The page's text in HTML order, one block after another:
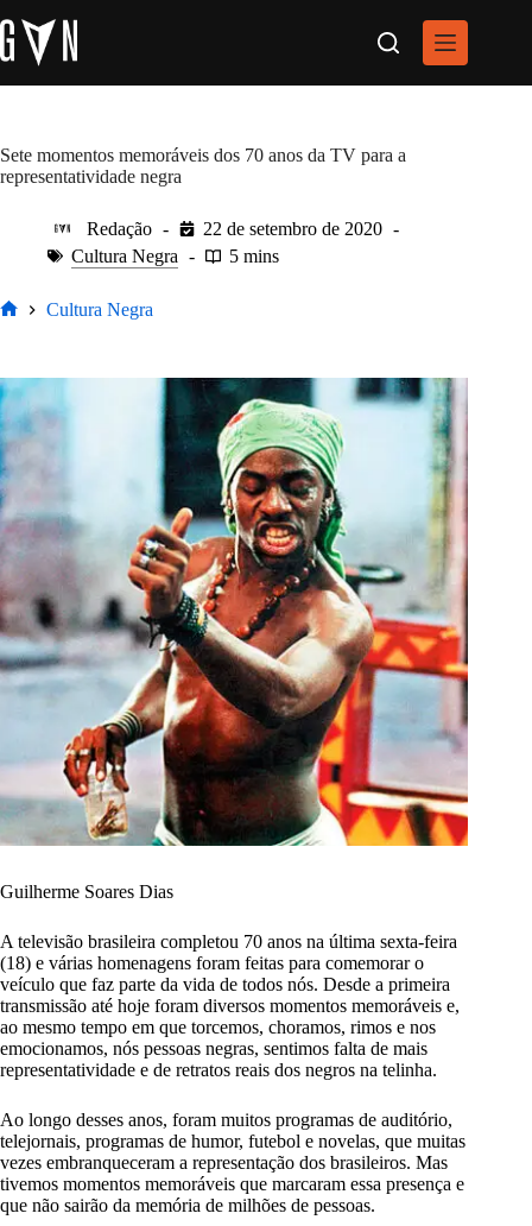
para
o
conteúdo
Sete momentos memoráveis dos 70 anos da TV para a
representatividade negra
Redação
22 de setembro de 2020
Cultura Negra
5 mins
Cultura Negra
Guilherme Soares Dias
A televisão brasileira completou 70 anos na última sexta-feira
(18) e várias homenagens foram feitas para comemorar o
veículo que faz parte da vida de todos nós. Desde a primeira
transmissão até hoje foram diversos momentos memoráveis e,
ao mesmo tempo em que torcemos, choramos, rimos e nos
emocionamos, nós pessoas negras, sentimos falta de mais
representatividade e de retratos reais dos negros na telinha.
Ao longo desses anos, foram muitos programas de auditório,
telejornais, programas de humor, futebol e novelas, que muitas
vezes embranqueceram a representação dos brasileiros. Mas
tivemos momentos memoráveis que marcaram essa presença e
que não sairão da memória de milhões de pessoas.